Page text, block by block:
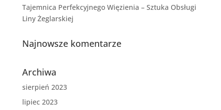
Tajemnica Perfekcyjnego Więzienia – Sztuka Obsługi
Liny Żeglarskiej
Najnowsze komentarze
Archiwa
sierpień 2023
lipiec 2023